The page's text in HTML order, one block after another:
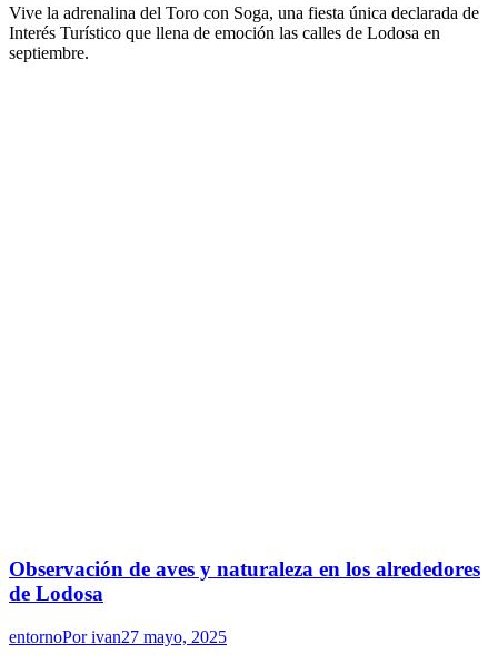
Vive la adrenalina del Toro con Soga, una fiesta única declarada de
Interés Turístico que llena de emoción las calles de Lodosa en
septiembre.
Observación de aves y naturaleza en los alrededores
de Lodosa
entornoPorivan27 mayo, 2025